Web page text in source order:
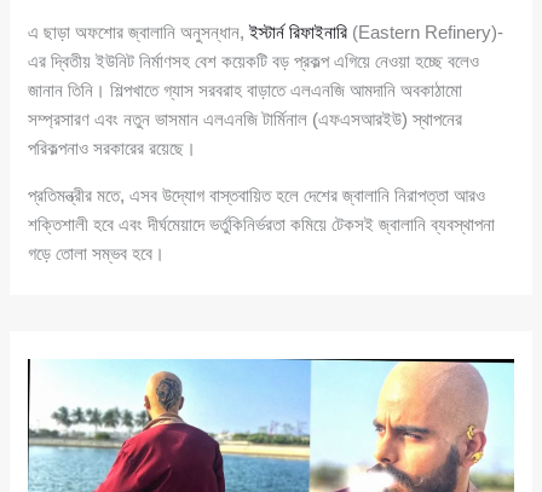
এ ছাড়া অফশোর জ্বালানি অনুসন্ধান,ইস্টার্ন রিফাইনারি (Eastern Refinery)-
এর দ্বিতীয় ইউনিট নির্মাণসহ বেশ কয়েকটি বড় প্রকল্প এগিয়ে নেওয়া হচ্ছে বলেও
জানান তিনি। শিল্পখাতে গ্যাস সরবরাহ বাড়াতে এলএনজি আমদানি অবকাঠামো
সম্প্রসারণ এবং নতুন ভাসমান এলএনজি টার্মিনাল (এফএসআরইউ) স্থাপনের
পরিকল্পনাও সরকারের রয়েছে।
প্রতিমন্ত্রীর মতে, এসব উদ্যোগ বাস্তবায়িত হলে দেশের জ্বালানি নিরাপত্তা আরও
শক্তিশালী হবে এবং দীর্ঘমেয়াদে ভর্তুকিনির্ভরতা কমিয়ে টেকসই জ্বালানি ব্যবস্থাপনা
গড়ে তোলা সম্ভব হবে।